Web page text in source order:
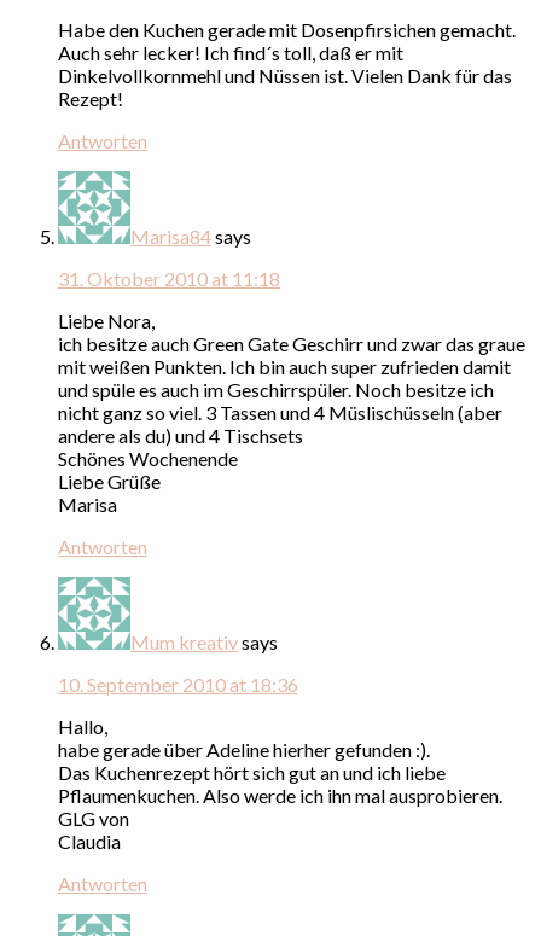
Habe den Kuchen gerade mit Dosenpfirsichen gemacht.
Auch sehr lecker! Ich find´s toll, daß er mit
Dinkelvollkornmehl und Nüssen ist. Vielen Dank für das
Rezept!
Antworten
Marisa84says
31. Oktober 2010 at 11:18
Liebe Nora,
ich besitze auch Green Gate Geschirr und zwar das graue
mit weißen Punkten. Ich bin auch super zufrieden damit
und spüle es auch im Geschirrspüler. Noch besitze ich
nicht ganz so viel. 3 Tassen und 4 Müslischüsseln (aber
andere als du) und 4 Tischsets
Schönes Wochenende
Liebe Grüße
Marisa
Antworten
Mum kreativsays
10. September 2010 at 18:36
Hallo,
habe gerade über Adeline hierher gefunden :).
Das Kuchenrezept hört sich gut an und ich liebe
Pflaumenkuchen. Also werde ich ihn mal ausprobieren.
GLG von
Claudia
Antworten